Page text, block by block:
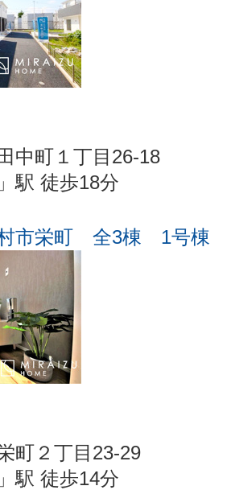
中町１丁目26-18
駅 徒歩18分
市栄町 全3棟 1号棟
町２丁目23-29
駅 徒歩14分